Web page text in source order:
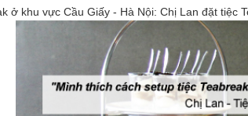
ở khu vực Cầu Giấy - Hà Nội: Chị Lan đặt tiệc